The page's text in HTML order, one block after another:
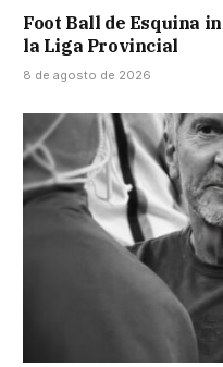
Foot Ball de Esquina
la Liga Provincial
8 de agosto de 2026